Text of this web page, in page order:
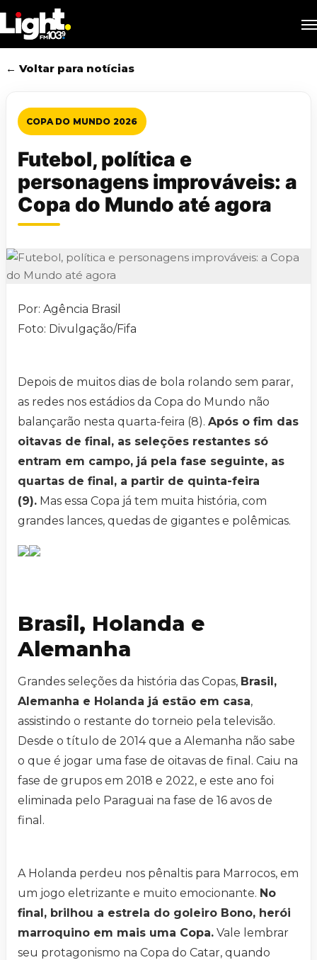
to
main
content
← Voltar para notícias
COPA DO MUNDO 2026
Futebol, política e
personagens improváveis: a
Copa do Mundo até agora
Por: Agência Brasil
Foto: Divulgação/Fifa
Depois de muitos dias de bola rolando sem parar,
as redes nos estádios da Copa do Mundo não
balançarão nesta quarta-feira (8). Após o fim das
oitavas de final, as seleções restantes só
entram em campo, já pela fase seguinte, as
quartas de final, a partir de quinta-feira
(9). Mas essa Copa já tem muita história, com
grandes lances, quedas de gigantes e polêmicas.
Brasil, Holanda e
Alemanha
Grandes seleções da história das Copas, Brasil,
Alemanha e Holanda já estão em casa,
assistindo o restante do torneio pela televisão.
Desde o título de 2014 que a Alemanha não sabe
o que é jogar uma fase de oitavas de final. Caiu na
fase de grupos em 2018 e 2022, e este ano foi
eliminada pelo Paraguai na fase de 16 avos de
final.
A Holanda perdeu nos pênaltis para Marrocos, em
um jogo eletrizante e muito emocionante. No
final, brilhou a estrela do goleiro Bono, herói
marroquino em mais uma Copa. Vale lembrar
seu protagonismo na Copa do Catar, quando